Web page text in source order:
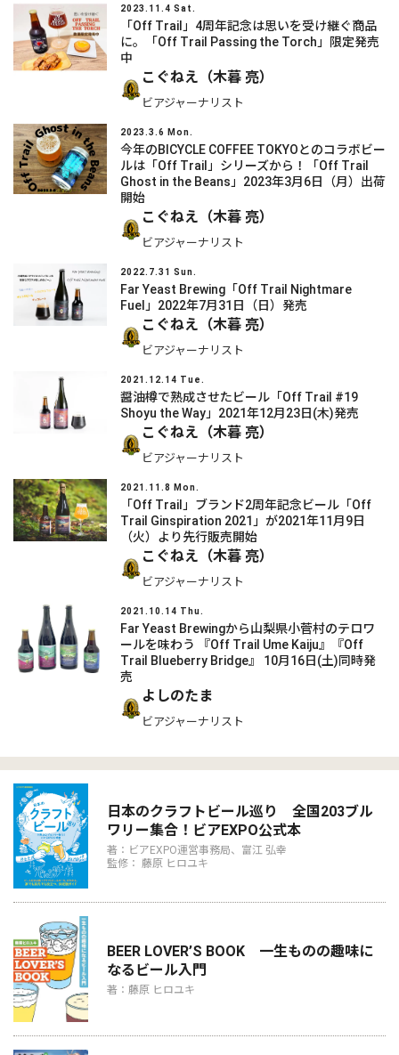
2023.11.4 Sat.
「Off Trail」4周年記念は思いを受け継ぐ商品
に。「Off Trail Passing the Torch」限定発売
中
こぐねえ（木暮 亮）
ビアジャーナリスト
2023.3.6 Mon.
今年のBICYCLE COFFEE TOKYOとのコラボビー
ルは「Off Trail」シリーズから！「Off Trail
Ghost in the Beans」2023年3月6日（月）出荷
開始
こぐねえ（木暮 亮）
ビアジャーナリスト
2022.7.31 Sun.
Far Yeast Brewing「Off Trail Nightmare
Fuel」2022年7⽉31⽇（⽇）発売
こぐねえ（木暮 亮）
ビアジャーナリスト
2021.12.14 Tue.
醤油樽で熟成させたビール「Off Trail #19
Shoyu the Way」2021年12⽉23⽇(⽊)発売
こぐねえ（木暮 亮）
ビアジャーナリスト
2021.11.8 Mon.
「Off Trail」ブランド2周年記念ビール「Off
Trail Ginspiration 2021」が2021年11月9日
（火）より先行販売開始
こぐねえ（木暮 亮）
ビアジャーナリスト
2021.10.14 Thu.
Far Yeast Brewingから山梨県小菅村のテロワ
ールを味わう 『Off Trail Ume Kaiju』『Off
Trail Blueberry Bridge』 10月16日(土)同時発
売
よしのたま
ビアジャーナリスト
日本のクラフトビール巡り 全国203ブル
ワリー集合！ビアEXPO公式本
著：ビアEXPO運営事務局、富江 弘幸
監修： 藤原 ヒロユキ
BEER LOVER’S BOOK 一生ものの趣味に
なるビール入門
著：藤原 ヒロユキ